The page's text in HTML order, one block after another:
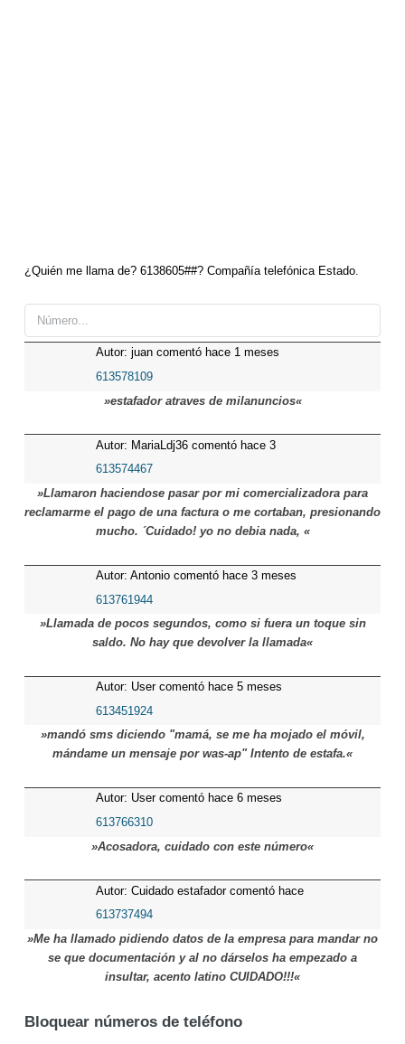
¿Quién me llama de? 6138605##? Compañía telefónica Estado.
Autor: juan comentó hace 1 meses
613578109
»estafador atraves de milanuncios«
Autor: MariaLdj36 comentó hace 3
meses
613574467
»Llamaron haciendose pasar por mi comercializadora para
reclamarme el pago de una factura o me cortaban, presionando
mucho. ´Cuidado! yo no debia nada, «
Autor: Antonio comentó hace 3 meses
613761944
»Llamada de pocos segundos, como si fuera un toque sin
saldo. No hay que devolver la llamada«
Autor: User comentó hace 5 meses
613451924
»mandó sms diciendo "mamá, se me ha mojado el móvil,
mándame un mensaje por was-ap" Intento de estafa.«
Autor: User comentó hace 6 meses
613766310
»Acosadora, cuidado con este número«
Autor: Cuidado estafador comentó hace
7 meses
613737494
»Me ha llamado pidiendo datos de la empresa para mandar no
se que documentación y al no dárselos ha empezado a
insultar, acento latino CUIDADO!!!«
Bloquear números de teléfono